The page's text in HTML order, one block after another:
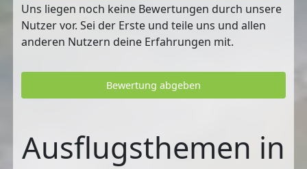
Uns liegen noch keine Bewertungen durch unsere
Nutzer vor. Sei der Erste und teile uns und allen
anderen Nutzern deine Erfahrungen mit.
Bewertung abgeben
Ausflugsthemen in